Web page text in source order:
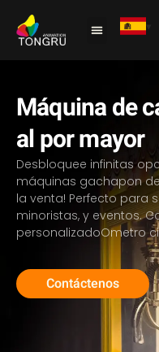
Máquina de
al por mayor
Desbloquee infinitas
máquinas gachapon
la venta! Perfecto para
minoristas, y eventos.
personalizadoOmetro
Contáctenos